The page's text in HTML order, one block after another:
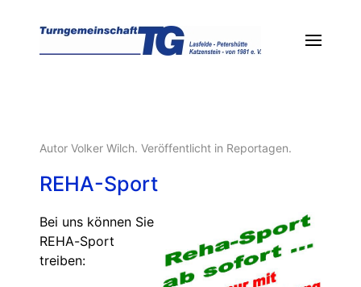
Autor Volker Wilch. Veröffentlicht in Reportagen.
REHA-Sport
Bei uns können Sie
REHA-Sport
treiben: